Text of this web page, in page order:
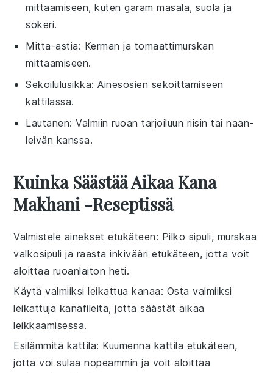
mittaamiseen, kuten garam masala, suola ja
sokeri.
Mitta-astia: Kerman ja tomaattimurskan
mittaamiseen.
Sekoilulusikka: Ainesosien sekoittamiseen
kattilassa.
Lautanen: Valmiin ruoan tarjoiluun riisin tai naan-
leivän kanssa.
Kuinka Säästää Aikaa Kana
Makhani -reseptissä
Valmistele ainekset etukäteen: Pilko sipuli, murskaa
valkosipuli ja raastainkivääri etukäteen, jotta voit
aloittaa ruoanlaiton heti.
Käytä valmiiksi leikattua kanaa: Osta valmiiksi
leikattuja kanafileitä, jotta säästät aikaa
leikkaamisessa.
Esilämmitä kattila: Kuumenna kattila etukäteen,
jottavoi sulaa nopeammin ja voit aloittaa